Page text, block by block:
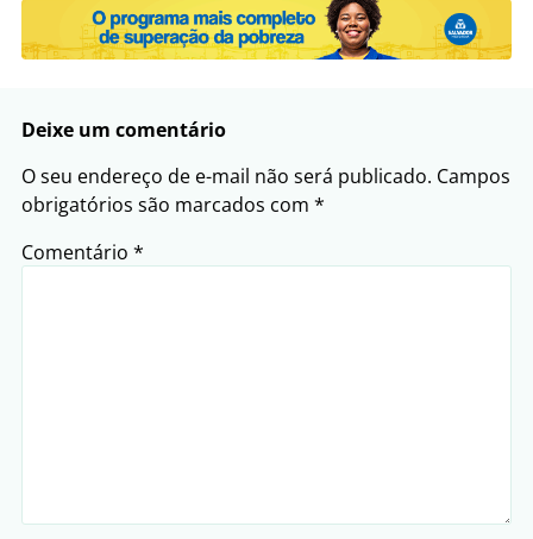
Deixe um comentário
O seu endereço de e-mail não será publicado. Campos
obrigatórios são marcados com *
Comentário *